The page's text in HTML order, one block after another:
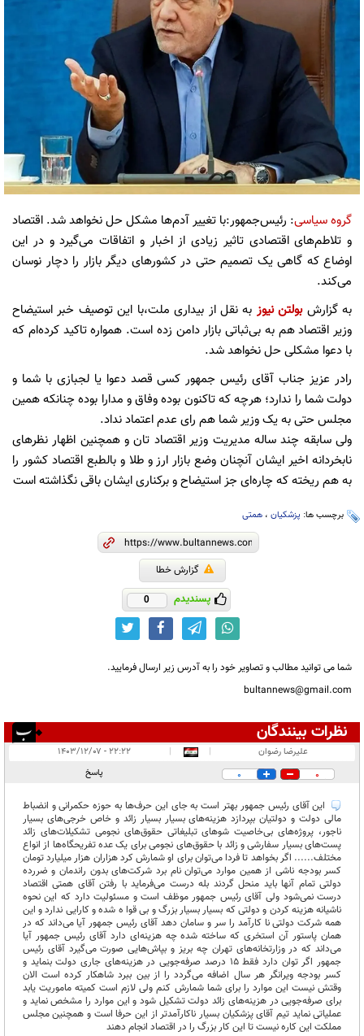
گروه سیاسی: رئیس‌جمهور:با تغییر آدم‌ها مشکل حل نخواهد شد. اقتصاد
و تلاطم‌های اقتصادی تاثیر زیادی از اخبار و اتفاقات می‌گیرد و در این
اوضاع که گاهی یک تصمیم حتی در کشورهای دیگر بازار را دچار نوسان
می‌کند.
به گزارشبولتن نیوز به نقل از بیداری ملت،با این توصیف خبر استیضاح
وزیر اقتصاد هم به بی‌ثباتی بازار دامن زده است. همواره تاکید کرده‌ام که
با دعوا مشکلی حل نخواهد شد.
رادر عزیز جناب آقای رئیس جمهور کسی قصد دعوا یا لجبازی با شما و
دولت شما را ندارد؛ هرچه که تاکنون بوده وفاق و مدارا بوده چنانکه همین
مجلس حتی به یک وزیر شما هم رای عدم اعتماد نداد.
ولی سابقه چند ساله مدیریت وزیر اقتصاد تان و همچنین اظهار نظرهای
نابخردانه اخیر ایشان آنچنان وضع بازار ارز و طلا و بالطبع اقتصاد کشور را
به هم ریخته که چاره‌ای جز استیضاح و برکناری ایشان باقی نگذاشته است
برچسب ها: پزشکیان ، همتی
گزارش خطا
پسندیدم 0
شما می توانید مطالب و تصاویر خود را به آدرس زیر ارسال فرمایید.
bultannews@gmail.com
نظرات بینندگان
۶
در انتظار بررسی:
علیرضا رضوان |
|
۲۲:۲۲ - ۱۴۰۳/۱۲/۰۷
0
0 پاسخ
این آقای رئیس جمهور بهتر است به جای این حرف‌ها به حوزه حکمرانی و انضباط
مالی دولت و دولتیان بپردازد هزینه‌های بسیار بسیار زائد و خاص خرجی‌های بسیار
ناجور، پروژه‌های بی‌خاصیت شوهای تبلیغاتی حقوق‌های نجومی تشکیلات‌های زائد
پست‌های بسیار سفارشی و زائد با حقوق‌های نجومی برای یک عده تفریحگاه‌ها از انواع
مختلف...... اگر بخواهد تا فردا می‌توان برای او شمارش کرد هزاران هزار میلیارد تومان
کسر بودجه ناشی از همین موارد می‌توان نام برد شرکت‌های بدون راندمان و ضررده
دولتی تمام آنها باید منحل گردند بله درست می‌فرماید با رفتن آقای همتی اقتصاد
درست نمی‌شود ولی آقای رئیس جمهور موظف است و مسئولیت دارد که این نحوه
ناشیانه هزینه کردن و دولتی که بسیار بسیار بزرگ و بی قوا ه شده و کارایی ندارد و این
همه شرکت دولتی نا کارآمد را سر و سامان دهد آقای رئیس جمهور آیا می‌داند که در
همان پاستور آن استخری که ساخته شده چه هزینه‌ای دارد آقای رئیس جمهور آیا
می‌داند که در وزارتخانه‌های تهران چه بریز و بپاش‌هایی صورت می‌گیرد آقای رئیس
جمهور اگر توان دارد فقط ۱۵ درصد صرفه‌جویی در هزینه‌های جاری دولت بنماید و
کسر بودجه ویرانگر هر سال اضافه می‌گردد را از بین ببرد شاهکار کرده است الان
وقتش نیست این موارد را برای شما شمارش کنم ولی لازم است کمیته ماموریت یابد
برای صرفه‌جویی در هزینه‌های زائد دولت تشکیل شود و این موارد را مشخص نماید و
عملیاتی نماید تیم آقای پزشکیان بسیار ناکارآمدتر از این حرفا است و همچنین مجلس
مملکت این کاره نیست تا این کار بزرگ را در اقتصاد انجام دهند